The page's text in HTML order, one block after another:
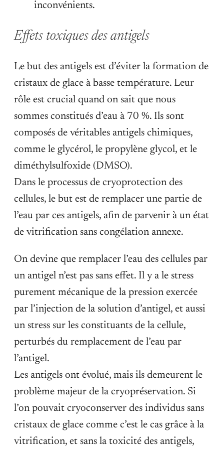
inconvénients.
Effets toxiques des antigels
Le but des antigels est d’éviter la formation de
cristaux de glace à basse température. Leur
rôle est crucial quand on sait que nous
sommes constitués d’eau à 70 %. Ils sont
composés de véritables antigels chimiques,
comme le glycérol, le propylène glycol, et le
diméthylsulfoxide (DMSO).
Dans le processus de cryoprotection des
cellules, le but est de remplacer une partie de
l’eau par ces antigels, afin de parvenir à un état
de vitrification sans congélation annexe.
On devine que remplacer l’eau des cellules par
un antigel n’est pas sans effet. Il y a le stress
purement mécanique de la pression exercée
par l’injection de la solution d’antigel, et aussi
un stress sur les constituants de la cellule,
perturbés du remplacement de l’eau par
l’antigel.
Les antigels ont évolué, mais ils demeurent le
problème majeur de la cryopréservation. Si
l’on pouvait cryoconserver des individus sans
cristaux de glace comme c’est le cas grâce à la
vitrification, et sans la toxicité des antigels,